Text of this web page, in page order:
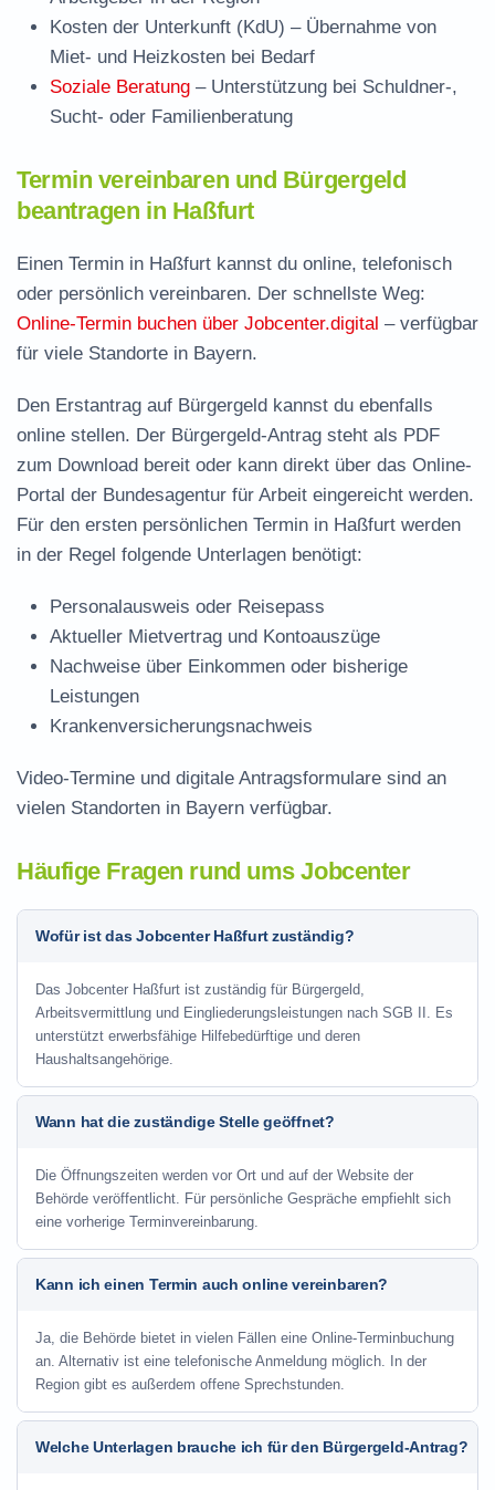
Kosten der Unterkunft (KdU) – Übernahme von
Miet- und Heizkosten bei Bedarf
Soziale Beratung – Unterstützung bei Schuldner-,
Sucht- oder Familienberatung
Termin vereinbaren und Bürgergeld
beantragen in Haßfurt
Einen Termin in Haßfurt kannst du online, telefonisch
oder persönlich vereinbaren. Der schnellste Weg:
Online-Termin buchen über Jobcenter.digital – verfügbar
für viele Standorte in Bayern.
Den Erstantrag auf Bürgergeld kannst du ebenfalls
online stellen. Der Bürgergeld-Antrag steht als PDF
zum Download bereit oder kann direkt über das Online-
Portal der Bundesagentur für Arbeit eingereicht werden.
Für den ersten persönlichen Termin in Haßfurt werden
in der Regel folgende Unterlagen benötigt:
Personalausweis oder Reisepass
Aktueller Mietvertrag und Kontoauszüge
Nachweise über Einkommen oder bisherige
Leistungen
Krankenversicherungsnachweis
Video-Termine und digitale Antragsformulare sind an
vielen Standorten in Bayern verfügbar.
Häufige Fragen rund ums Jobcenter
Wofür ist das Jobcenter Haßfurt zuständig?
Das Jobcenter Haßfurt ist zuständig für Bürgergeld,
Arbeitsvermittlung und Eingliederungsleistungen nach SGB II. Es
unterstützt erwerbsfähige Hilfebedürftige und deren
Haushaltsangehörige.
Wann hat die zuständige Stelle geöffnet?
Die Öffnungszeiten werden vor Ort und auf der Website der
Behörde veröffentlicht. Für persönliche Gespräche empfiehlt sich
eine vorherige Terminvereinbarung.
Kann ich einen Termin auch online vereinbaren?
Ja, die Behörde bietet in vielen Fällen eine Online-Terminbuchung
an. Alternativ ist eine telefonische Anmeldung möglich. In der
Region gibt es außerdem offene Sprechstunden.
Welche Unterlagen brauche ich für den Bürgergeld-Antrag?